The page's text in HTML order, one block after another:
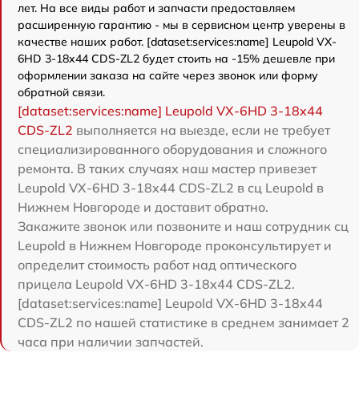
лет. На все виды работ и запчасти предоставляем
расширенную гарантию - мы в сервисном центр уверены в
качестве наших работ. [dataset:services:name] Leupold VX-
6HD 3-18x44 CDS-ZL2 будет стоить на -15% дешевле при
оформлении заказа на сайте через звонок или форму
обратной связи.
[dataset:services:name] Leupold VX-6HD 3-18x44
CDS-ZL2 выполняется на выезде, если не требует
специализированного оборудования и сложного
ремонта. В таких случаях наш мастер привезет
Leupold VX-6HD 3-18x44 CDS-ZL2 в сц Leupold в
Нижнем Новгороде и доставит обратно.
Закажите звонок или позвоните и наш сотрудник сц
Leupold в Нижнем Новгороде проконсультирует и
определит стоимость работ над оптического
прицела Leupold VX-6HD 3-18x44 CDS-ZL2.
[dataset:services:name] Leupold VX-6HD 3-18x44
CDS-ZL2 по нашей статистике в среднем занимает 2
часа при наличии запчастей.